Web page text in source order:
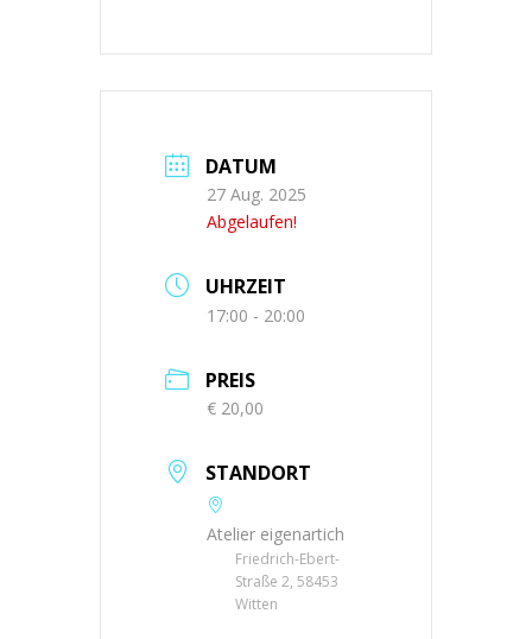
DATUM
27 Aug. 2025
Abgelaufen!
UHRZEIT
17:00 - 20:00
PREIS
€ 20,00
STANDORT
Atelier eigenartich
Friedrich-Ebert-
Straße 2, 58453
Witten